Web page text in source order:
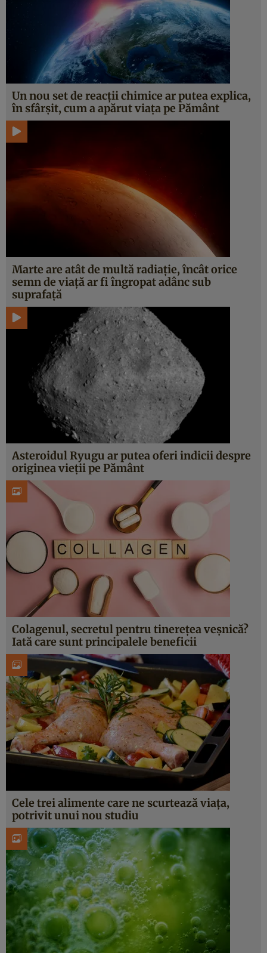
Un nou set de reacții chimice ar putea explica,
în sfârșit, cum a apărut viața pe Pământ
Marte are atât de multă radiație, încât orice
semn de viață ar fi îngropat adânc sub
suprafață
Asteroidul Ryugu ar putea oferi indicii despre
originea vieții pe Pământ
Colagenul, secretul pentru tinerețea veșnică?
Iată care sunt principalele beneficii
Cele trei alimente care ne scurtează viața,
potrivit unui nou studiu